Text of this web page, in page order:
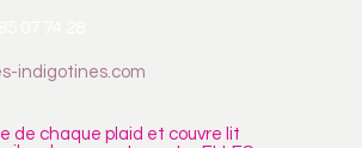
indigotines.com
de chaque plaid et couvre lit